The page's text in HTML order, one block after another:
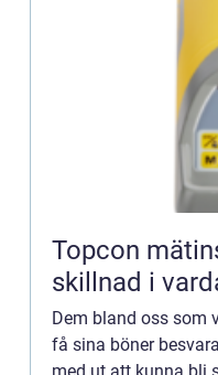
Topcon mätinstrument som gör
skillnad i
Dem bland oss som
få sina böner